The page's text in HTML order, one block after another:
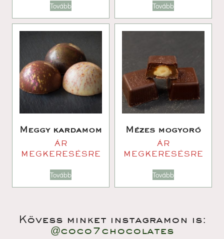
Tovább Tovább
Meggy kardamom
ÁR
MEGKERESÉSRE
Tovább
Mézes mogyoró
ÁR
MEGKERESÉSRE
Tovább
Kövess minket instagramon is:
@coco7chocolate